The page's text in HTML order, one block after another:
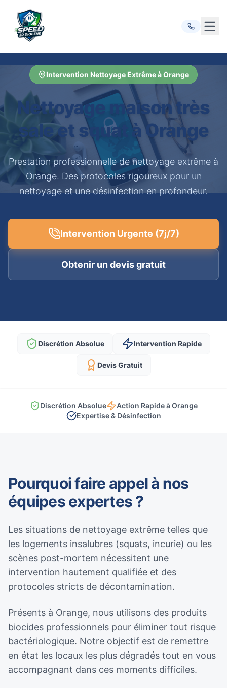
Intervention Nettoyage Extrême à Orange
Nettoyage maison très
sale et squat à Orange
Prestation professionnelle de nettoyage extrême à
Orange. Des protocoles rigoureux pour un
nettoyage et une désinfection en profondeur.
Intervention Urgente (7j/7)
Obtenir un devis gratuit
Discrétion Absolue Intervention Rapide
Devis Gratuit
Discrétion Absolue
Action Rapide à Orange
Expertise & Désinfection
Pourquoi faire appel à nos
équipes expertes ?
Les situations de nettoyage extrême telles que
les logements insalubres (squats, incurie) ou les
scènes post-mortem nécessitent une
intervention hautement qualifiée et des
protocoles stricts de décontamination.
Présents à Orange, nous utilisons des produits
biocides professionnels pour éliminer tout risque
bactériologique. Notre objectif est de remettre
en état les locaux les plus dégradés tout en vous
accompagnant dans ces moments difficiles.